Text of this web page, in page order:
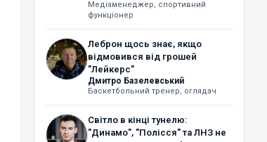
Медіаменеджер, спортивний
функціонер
Леброн щось знає, якщо
відмовився від грошей
"Лейкерс"
Дмитро Базелевський
Баскетбольний тренер, оглядач
Світло в кінці тунелю:
"Динамо", "Полісся" та ЛНЗ не